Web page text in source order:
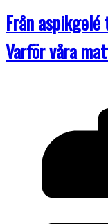
Från
Varför våra